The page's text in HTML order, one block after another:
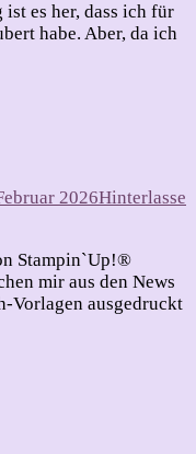
es her, dass ich für
habe. Aber, da ich
2026Hinterlasse
Stampin`Up!®
mir aus den News
Vorlagen ausgedruckt